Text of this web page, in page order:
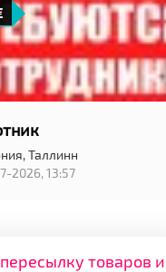
Таллинн
2026, 13:57
товаров и